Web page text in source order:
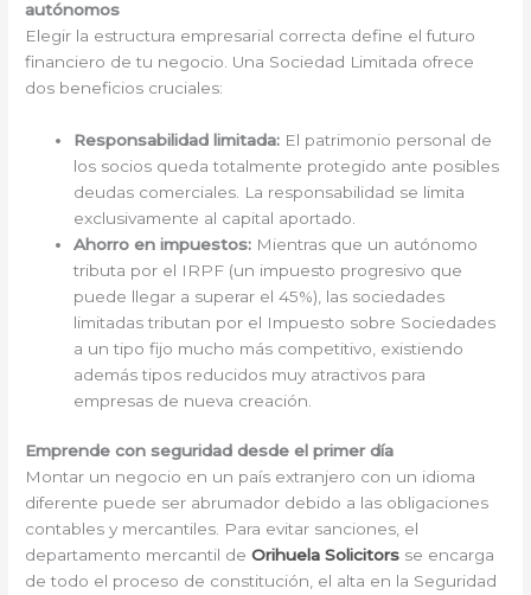
autónomos
Elegir la estructura empresarial correcta define el futuro
financiero de tu negocio. Una Sociedad Limitada ofrece
dos beneficios cruciales:
Responsabilidad limitada: El patrimonio personal de
los socios queda totalmente protegido ante posibles
deudas comerciales. La responsabilidad se limita
exclusivamente al capital aportado.
Ahorro en impuestos: Mientras que un autónomo
tributa por el IRPF (un impuesto progresivo que
puede llegar a superar el 45%), las sociedades
limitadas tributan por el Impuesto sobre Sociedades
a un tipo fijo mucho más competitivo, existiendo
además tipos reducidos muy atractivos para
empresas de nueva creación.
Emprende con seguridad desde el primer día
Montar un negocio en un país extranjero con un idioma
diferente puede ser abrumador debido a las obligaciones
contables y mercantiles. Para evitar sanciones, el
departamento mercantil deOrihuela Solicitors se encarga
de todo el proceso de constitución, el alta en la Seguridad